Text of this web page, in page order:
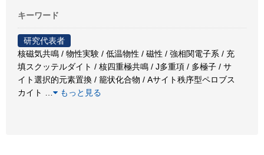
キーワード
研究代表者
核磁気共鳴 / 物性実験 / 低温物性 / 磁性 / 強相関電子系 / 充
填スクッテルダイト / 核四重極共鳴 / J多重項 / 多極子 / サ
イト選択的元素置換 / 籠状化合物 / Aサイト秩序型ペロブス
カイト
もっと見る